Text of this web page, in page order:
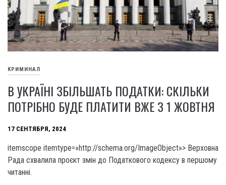
КРИМИНАЛ
В УКРАЇНІ ЗБІЛЬШАТЬ ПОДАТКИ: СКІЛЬКИ
ПОТРІБНО БУДЕ ПЛАТИТИ ВЖЕ З 1 ЖОВТНЯ
17 СЕНТЯБРЯ, 2024
itemscope itemtype=»http://schema.org/ImageObject»> Верховна
Рада схвалила проєкт змін до Податкового кодексу в першому
читанні.